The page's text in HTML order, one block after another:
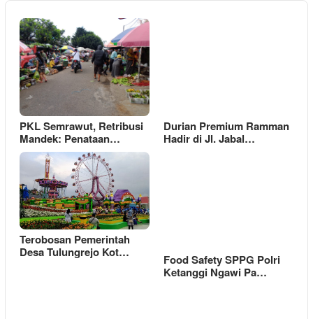
PKL Semrawut, Retribusi
Mandek: Penataan…
Durian Premium Ramman
Hadir di Jl. Jabal…
Terobosan Pemerintah
Desa Tulungrejo Kot…
Food Safety SPPG Polri
Ketanggi Ngawi Pa…